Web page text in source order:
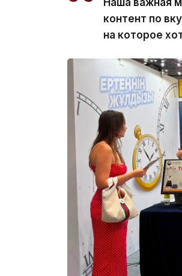
контент по
на которое